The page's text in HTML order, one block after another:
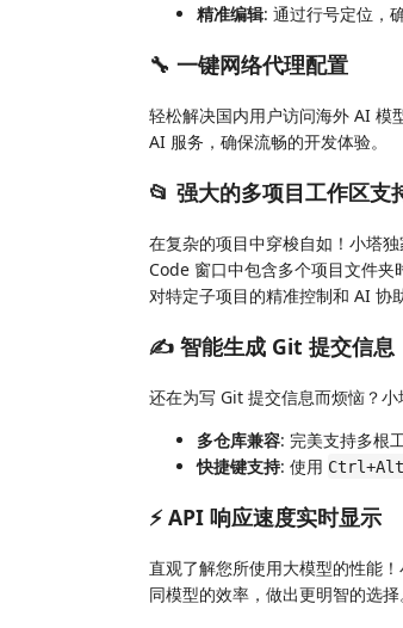
精准编辑: 通过行号定位，
🔧 一键网络代理配置
轻松解决国内用户访问海外 AI 模
AI 服务，确保流畅的开发体验。
📂 强大的多项目工作区支
在复杂的项目中穿梭自如！小塔
Code 窗口中包含多个项目文件夹
对特定子项目的精准控制和 AI 协
✍️ 智能生成 Git 提交信息
还在为写 Git 提交信息而烦恼？
多仓库兼容: 完美支持多根
快捷键支持: 使用
⚡ API 响应速度实时显示
直观了解您所使用大模型的性能
同模型的效率，做出更明智的选择